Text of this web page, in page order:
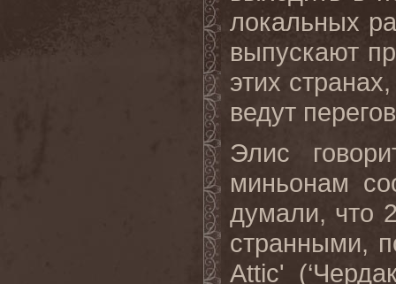
локальных
выпускают
этих
ведут
Элис
миньонам
думали, что
странными,
Attic'